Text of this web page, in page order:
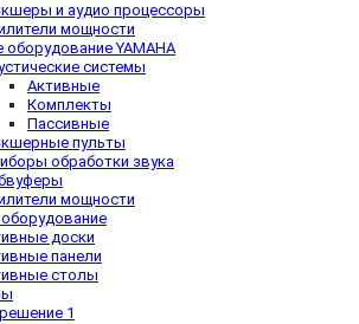
и аудио процессоры
мощности
оборудование YAMAHA
системы
Активные
Комплекты
Пассивные
пульты
обработки звука
мощности
доски
панели
столы
1